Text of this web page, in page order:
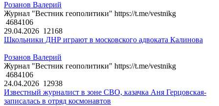
Розанов Валерий
Журнал "Вестник геополитики" https://t.me/vestnikg
4684106
29.04.2026 12168
Школьники ДНР играют в московского адвоката Калинова
Розанов Валерий
Журнал "Вестник геополитики" https://t.me/vestnikg
4684106
24.04.2026 12938
Известный журналист в зоне СВО, казачка Аня Герцовская-
записалась в отряд космонавтов